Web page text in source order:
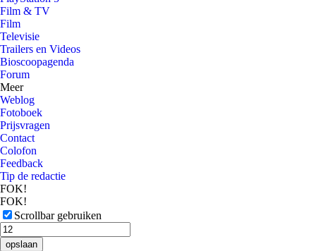
Film & TV
Film
Televisie
Trailers en Videos
Bioscoopagenda
Forum
Meer
Weblog
Fotoboek
Prijsvragen
Contact
Colofon
Feedback
Tip de redactie
FOK!
FOK!
Scrollbar gebruiken
opslaan